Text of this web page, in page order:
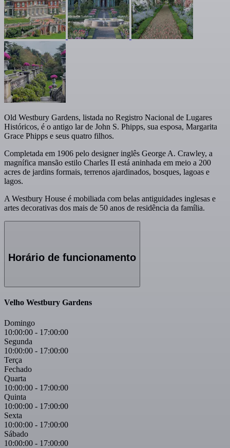
Old Westbury Gardens, listada no Registro Nacional de Lugares
Históricos, é o antigo lar de John S. Phipps, sua esposa, Margarita
Grace Phipps e seus quatro filhos.
Completada em 1906 pelo designer inglês George A. Crawley, a
magnífica mansão estilo Charles II está aninhada em meio a 200
acres de jardins formais, terrenos ajardinados, bosques, lagoas e
lagos.
A Westbury House é mobiliada com belas antiguidades inglesas e
artes decorativas dos mais de 50 anos de residência da família.
Horário de funcionamento
Velho Westbury Gardens
Domingo
10:00:00 - 17:00:00
Segunda
10:00:00 - 17:00:00
Terça
Fechado
Quarta
10:00:00 - 17:00:00
Quinta
10:00:00 - 17:00:00
Sexta
10:00:00 - 17:00:00
Sábado
10:00:00 - 17:00:00